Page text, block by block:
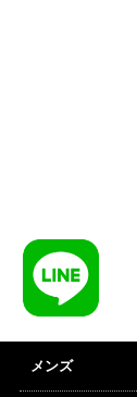
メンズ